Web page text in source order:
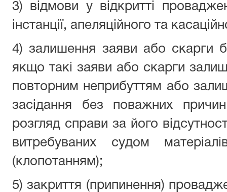
3) відмови у відкритті
інстанції, апеляційного та
4) залишення заяви або скарги
якщо такі заяви або скарги
повторним неприбуттям або
засідання без поважних
розгляд справи за його
витребуваних судом
(клопотанням);
5) закриття (припинення)